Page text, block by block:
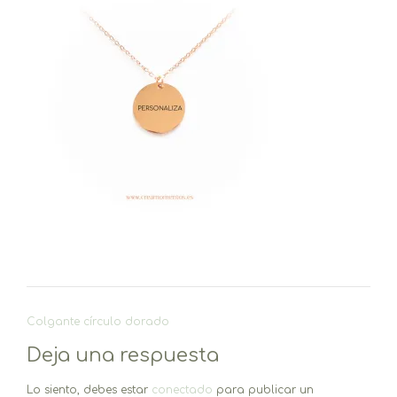
Navegación
entradas
Colgante círculo dorado
Deja una respuesta
Lo siento, debes estar conectado para publicar un